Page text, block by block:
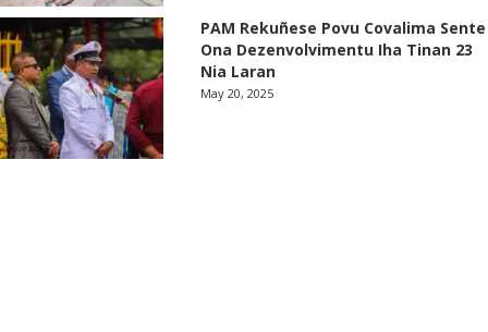
PAM Rekuñese Povu Covalima Sente
Ona Dezenvolvimentu Iha Tinan 23
Nia Laran
May 20, 2025